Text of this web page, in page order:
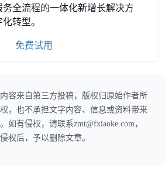
全流程的一体化新增长解决方
转型。
免费试用
容来自第三方投稿，版权归原始作者所
，也不承担文字内容、信息或资料带来
如有侵权，请联系zmt@fxiaoke.com，
权后，予以删除文章。